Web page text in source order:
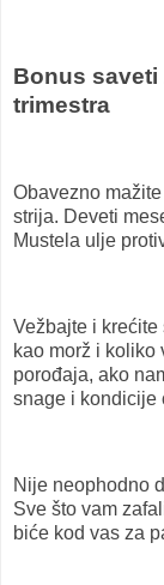
Bonus saveti
trimestra
Obavezno
strija. Deveti
Mustela ulje
Vežbajte i
kao morž i koliko
porođaja, ako
snage i kondicije
Nije neophodno
Sve što vam
biće kod vas za